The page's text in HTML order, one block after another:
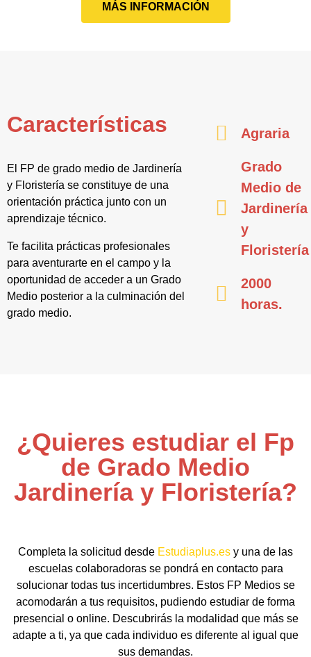
MÁS INFORMACIÓN
Características
El FP de grado medio de Jardinería
y Floristería se constituye de una
orientación práctica junto con un
aprendizaje técnico.
Te facilita prácticas profesionales
para aventurarte en el campo y la
oportunidad de acceder a un Grado
Medio posterior a la culminación del
grado medio.
Agraria
Grado
Medio de
Jardinería
y
Floristería
2000
horas.
¿Quieres estudiar el Fp
de Grado Medio
Jardinería y Floristería?
Completa la solicitud desde Estudiaplus.es y una de las
escuelas colaboradoras se pondrá en contacto para
solucionar todas tus incertidumbres. Estos FP Medios se
acomodarán a tus requisitos, pudiendo estudiar de forma
presencial o online. Descubrirás la modalidad que más se
adapte a ti, ya que cada individuo es diferente al igual que
sus demandas.